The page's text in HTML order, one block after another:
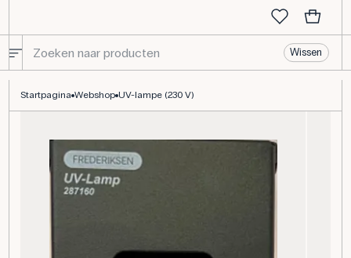
Wissen
Startpagina Webshop UV-lampe (230 V)